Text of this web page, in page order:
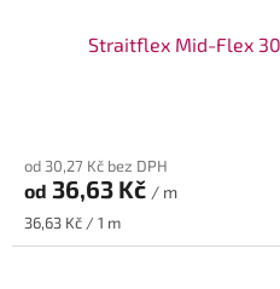
Straitflex Mid-Flex
od 30,27 Kč bez DPH
od 36,63 Kč / m
Měrná
cena:
36,63 Kč / 1 m